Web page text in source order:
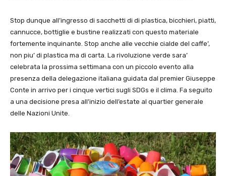
Stop dunque all’ingresso di sacchetti di di plastica, bicchieri, piatti,
cannucce, bottiglie e bustine realizzati con questo materiale
fortemente inquinante. Stop anche alle vecchie cialde del caffe’,
non piu’ di plastica ma di carta. La rivoluzione verde sara’
celebrata la prossima settimana con un piccolo evento alla
presenza della delegazione italiana guidata dal premier Giuseppe
Conte in arrivo per i cinque vertici sugli SDGs e il clima. Fa seguito
a una decisione presa all’inizio dell’estate al quartier generale
delle Nazioni Unite.